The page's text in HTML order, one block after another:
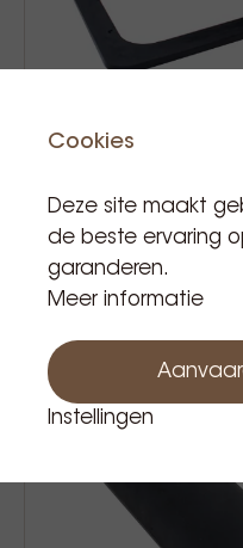
Krome dispense
glazen groot
€ 123,52
Cookies
Deze site maakt
de beste ervaring
garanderen.
Meer informatie
Instellingen